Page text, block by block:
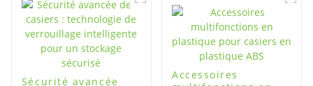
Sécurité avancée
Accessoires